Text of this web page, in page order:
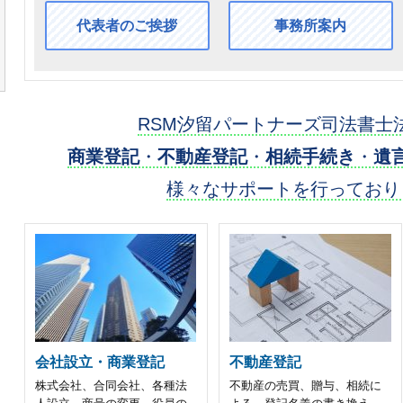
代表者のご挨拶 事務所案内
RSM汐留パートナーズ司法書士
商業登記・不動産登記・相続手続き ・遺
様々なサポートを行ってお
会社設立・商業登記
株式会社、合同会社、各種法
不動産登記
不動産の売買、贈与、相続に